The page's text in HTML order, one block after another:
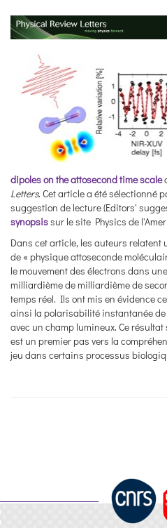
dipoles on the attosecond time scale
Letters. Cet article a été sélectionné
suggestion de lecture (Editors'
synopsissur le site Physics de
Dans cet article, les auteurs relatent
de « physique attoseconde
le mouvement des électrons dans
milliardième de milliardième de
temps réel. Ils ont mis en évidence
ainsi la polarisabilité instantanée
avec un champ lumineux. Ce
est un premier pas vers la
jeu dans certains processus